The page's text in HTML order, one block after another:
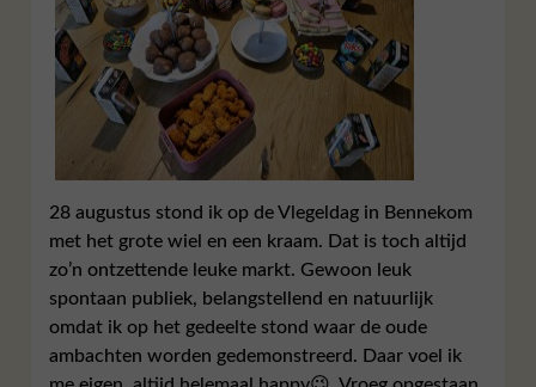
28 augustus stond ik op de Vlegeldag in Bennekom
met het grote wiel en een kraam. Dat is toch altijd
zo’n ontzettende leuke markt. Gewoon leuk
spontaan publiek, belangstellend en natuurlijk
omdat ik op het gedeelte stond waar de oude
ambachten worden gedemonstreerd. Daar voel ik